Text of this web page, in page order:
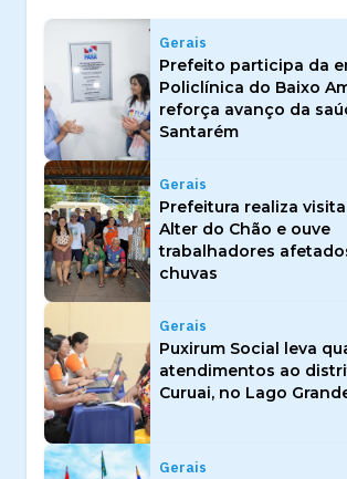
Gerais
Prefeito participa da
Policlínica do Baixo
reforça avanço da
Santarém
Gerais
Prefeitura realiza
Alter do Chão e ouve
trabalhadores
chuvas
Gerais
Puxirum Social leva
atendimentos ao
Curuai, no Lago
Gerais